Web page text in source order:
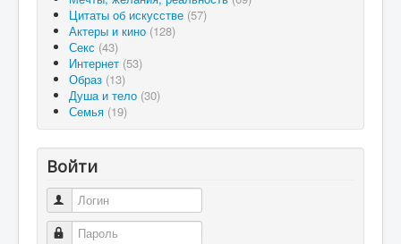
Цитаты об искусстве (57)
Актеры и кино (128)
Секс (43)
Интернет (53)
Образ (13)
Душа и тело (30)
Семья (19)
Войти
Логин
Пароль